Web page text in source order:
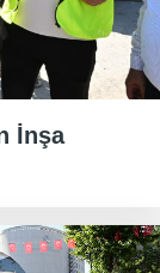
İnşa